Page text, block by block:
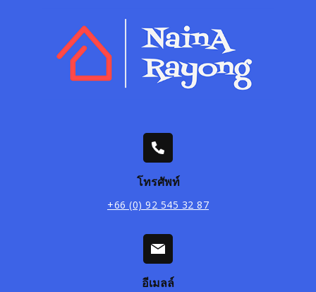
โทรศัพท์
+66 (0) 92 545 32 87
อีเมลล์